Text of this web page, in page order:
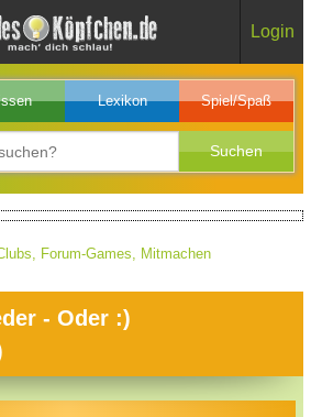
Login
Lexikon Spiel/Spaß
Forum-Games, Mitmachen
- Oder :)